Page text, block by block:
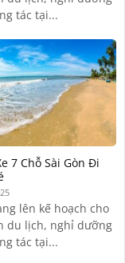
tác tại...
7 Chỗ Sài Gòn Đi
lên kế hoạch cho
du lịch, nghỉ dưỡng
tác tại...